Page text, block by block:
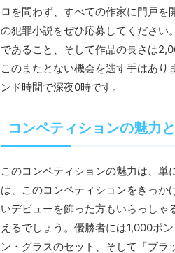
ロを問わず、すべての作家に門戸
の犯罪小説をぜひ応募してください
であること、そして作品の長さは
このまたとない機会を逃す手はあ
ンド時間で深夜0時です。
コンペティションの魅力
このコンペティションの魅力は、
は、このコンペティションをきっか
いデビューを飾った方もいらっし
えるでしょう。優勝者には1,000ポ
ン・グラスのセット、そして「ブ